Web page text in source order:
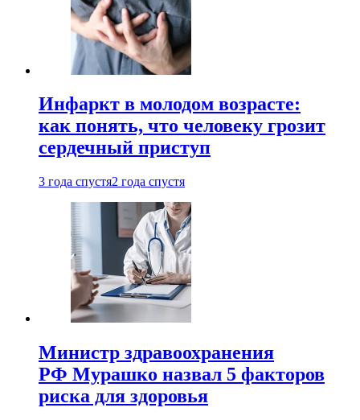
Инфаркт в молодом возрасте:
как понять, что человеку грозит
сердечный приступ
3 года спустя2 года спустя
Министр здравоохранения
РФ Мурашко назвал 5 факторов
риска для здоровья